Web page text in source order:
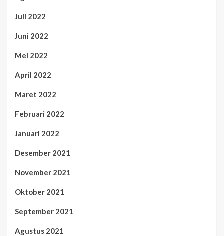
Juli 2022
Juni 2022
Mei 2022
April 2022
Maret 2022
Februari 2022
Januari 2022
Desember 2021
November 2021
Oktober 2021
September 2021
Agustus 2021